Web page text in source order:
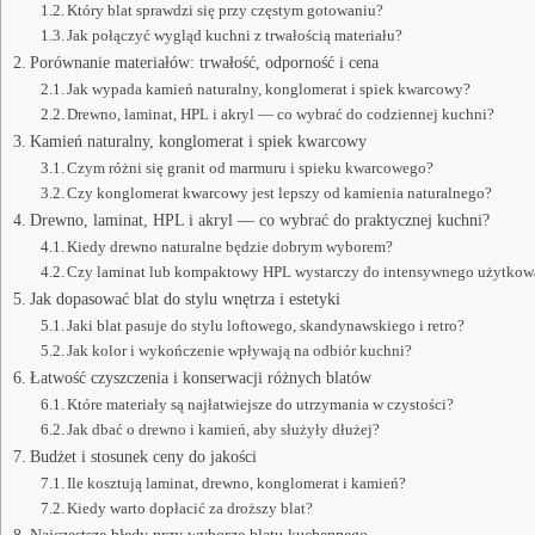
Który blat sprawdzi się przy częstym gotowaniu?
Jak połączyć wygląd kuchni z trwałością materiału?
Porównanie materiałów: trwałość, odporność i cena
Jak wypada kamień naturalny, konglomerat i spiek kwarcowy?
Drewno, laminat, HPL i akryl — co wybrać do codziennej kuchni?
Kamień naturalny, konglomerat i spiek kwarcowy
Czym różni się granit od marmuru i spieku kwarcowego?
Czy konglomerat kwarcowy jest lepszy od kamienia naturalnego?
Drewno, laminat, HPL i akryl — co wybrać do praktycznej kuchni?
Kiedy drewno naturalne będzie dobrym wyborem?
Czy laminat lub kompaktowy HPL wystarczy do intensywnego
Jak dopasować blat do stylu wnętrza i estetyki
Jaki blat pasuje do stylu loftowego, skandynawskiego i retro?
Jak kolor i wykończenie wpływają na odbiór kuchni?
Łatwość czyszczenia i konserwacji różnych blatów
Które materiały są najłatwiejsze do utrzymania w czystości?
Jak dbać o drewno i kamień, aby służyły dłużej?
Budżet i stosunek ceny do jakości
Ile kosztują laminat, drewno, konglomerat i kamień?
Kiedy warto dopłacić za droższy blat?